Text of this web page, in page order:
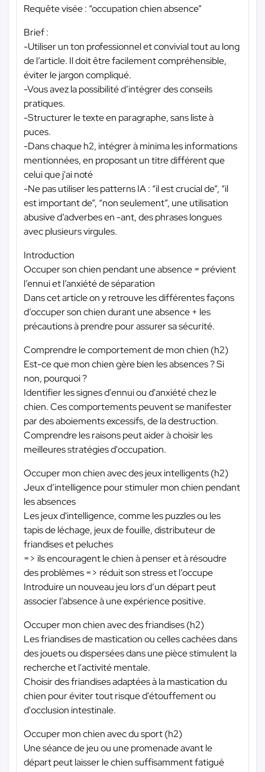
Requête visée : “occupation chien absence”
Brief :
-Utiliser un ton professionnel et convivial tout au long
de l’article. Il doit être facilement compréhensible,
éviter le jargon compliqué.
-Vous avez la possibilité d’intégrer des conseils
pratiques.
-Structurer le texte en paragraphe, sans liste à
puces.
-Dans chaque h2, intégrer à minima les informations
mentionnées, en proposant un titre différent que
celui que j'ai noté
-Ne pas utiliser les patterns IA : “il est crucial de”, “il
est important de”, “non seulement”, une utilisation
abusive d’adverbes en -ant, des phrases longues
avec plusieurs virgules.
Introduction
Occuper son chien pendant une absence = prévient
l’ennui et l’anxiété de séparation
Dans cet article on y retrouve les différentes façons
d’occuper son chien durant une absence + les
précautions à prendre pour assurer sa sécurité.
Comprendre le comportement de mon chien (h2)
Est-ce que mon chien gère bien les absences ? Si
non, pourquoi ?
Identifier les signes d'ennui ou d'anxiété chez le
chien. Ces comportements peuvent se manifester
par des aboiements excessifs, de la destruction.
Comprendre les raisons peut aider à choisir les
meilleures stratégies d'occupation.
Occuper mon chien avec des jeux intelligents (h2)
Jeux d’intelligence pour stimuler mon chien pendant
les absences
Les jeux d'intelligence, comme les puzzles ou les
tapis de léchage, jeux de fouille, distributeur de
friandises et peluches
=> ils encouragent le chien à penser et à résoudre
des problèmes => réduit son stress et l’occupe
Introduire un nouveau jeu lors d’un départ peut
associer l’absence à une expérience positive.
Occuper mon chien avec des friandises (h2)
Les friandises de mastication ou celles cachées dans
des jouets ou dispersées dans une pièce stimulent la
recherche et l'activité mentale.
Choisir des friandises adaptées à la mastication du
chien pour éviter tout risque d'étouffement ou
d'occlusion intestinale.
Occuper mon chien avec du sport (h2)
Une séance de jeu ou une promenade avant le
départ peut laisser le chien suffisamment fatigué